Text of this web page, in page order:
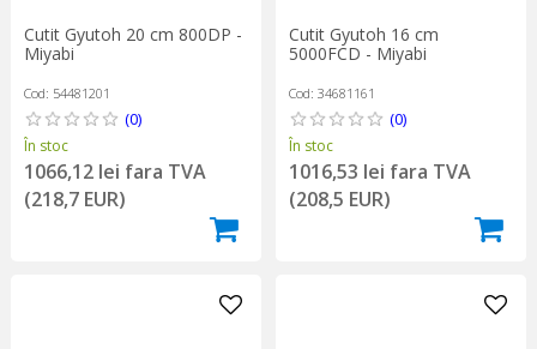
Cutit Gyutoh 20 cm 800DP -
Miyabi
Cod: 54481201
(0)
În stoc
1066,12 lei fara TVA
(218,7 EUR)
Cutit Gyutoh 16 cm
5000FCD - Miyabi
Cod: 34681161
(0)
În stoc
1016,53 lei fara TVA
(208,5 EUR)